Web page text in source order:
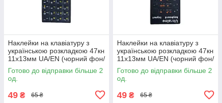
Наклейки на клавіатуру з
українською розкладкою 47кн
11х13мм UA/EN (чорний фон/
жовті літери)
Готово до відправки більше 2
од.
49 ₴ 65 ₴
Наклейки на клавіатуру з
українською розкладкою 47кн
11х13мм UA/EN (чорний фон/
жовтогарячі літери)
Готово до відправки більше 2
од.
49 ₴ 65 ₴